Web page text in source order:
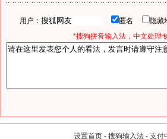
用户： 匿名 隐
*搜狗拼音输入法，中文处理
设置首页 - 搜狗输入法 - 支付